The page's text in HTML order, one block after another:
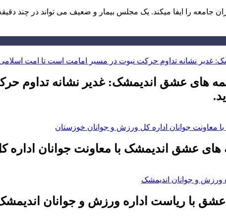
را ایفا میکند. یک مجلس بیمار و ضعیف می تواند در چند
های عشق اندیمشک: غدیر نشانه تداوم
عشق اندیمشک با معاونت جوانان
با ریاست اداره ورزش و جوانان